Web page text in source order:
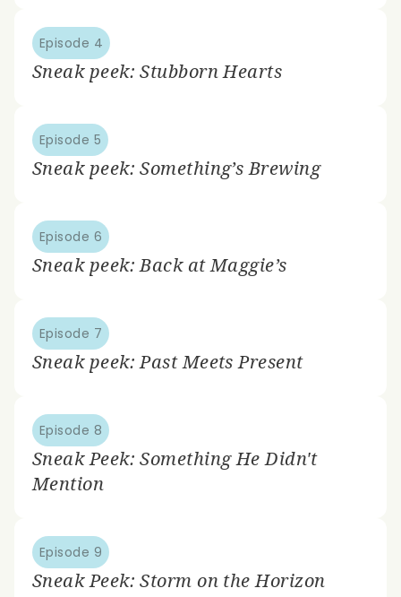
Episode 4
Sneak peek: Stubborn Hearts
Episode 5
Sneak peek: Something’s Brewing
Episode 6
Sneak peek: Back at Maggie’s
Episode 7
Sneak peek: Past Meets Present
Episode 8
Sneak Peek: Something He Didn't
Mention
Episode 9
Sneak Peek: Storm on the Horizon